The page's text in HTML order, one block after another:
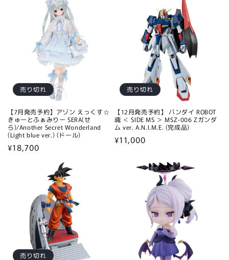
売り切れ
【7月発売予約】アゾン えっくす☆
きゅーとふぁみりー SERA(せ
ら)/Another Secret Wonderland
(Light blue ver.) (ドール)
通
¥18,700
売り切れ
【12月発売予約】 バンダイ ROBOT
魂 ＜ SIDE MS ＞ MSZ-006 Zガンダ
ム ver. A.N.I.M.E. (完成品)
通
¥11,000
売り切れ